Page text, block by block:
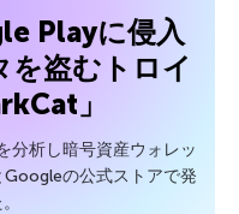
Playに侵入
を盗むトロイ
」
分析し暗号資産ウォレッ
Googleの公式ストアで発